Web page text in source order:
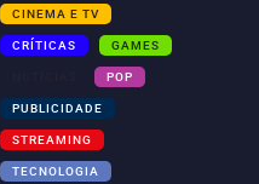
CINEMA E TV
CRÍTICAS GAMES
POP
PUBLICIDADE
STREAMING
TECNOLOGIA